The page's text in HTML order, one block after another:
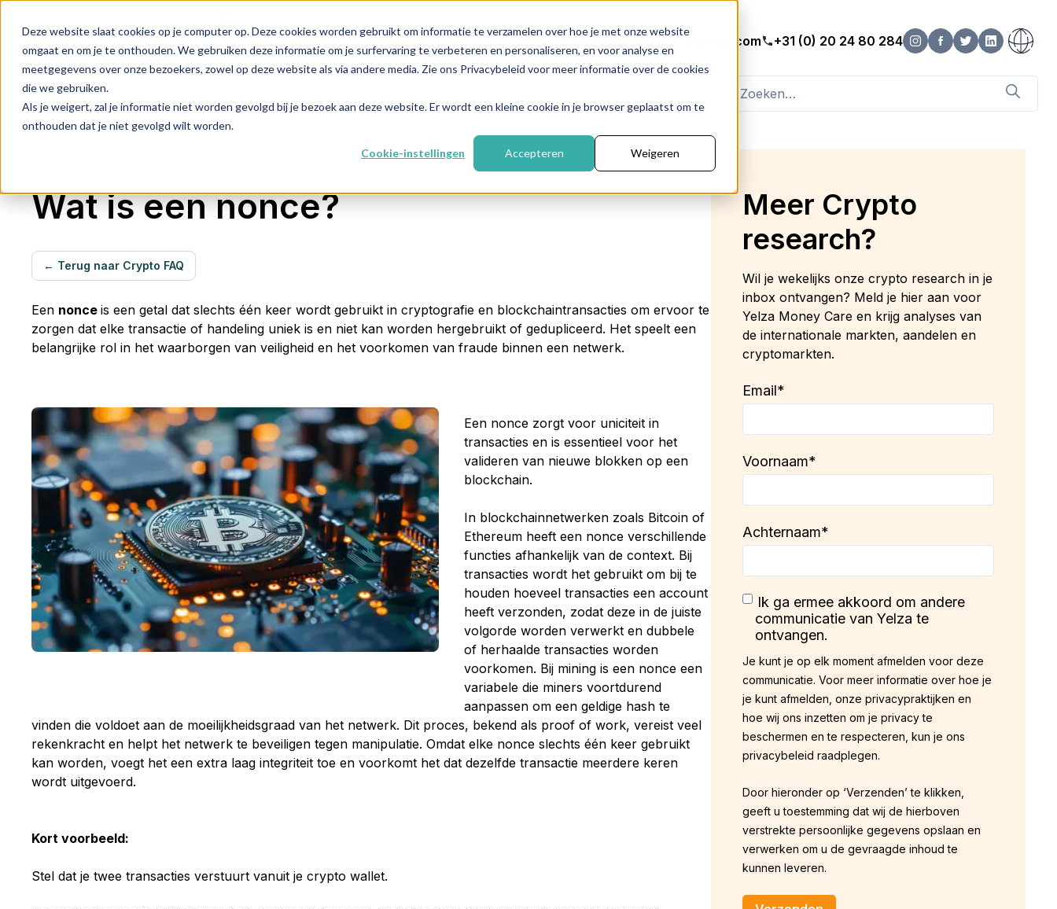
Deze website slaat cookies op je computer op. Deze cookies worden gebruikt om informatie te verzamelen over hoe je met onze website
omgaat en om je te onthouden. We gebruiken deze informatie om je surfervaring te verbeteren en personaliseren, en voor analyse en
meetgegevens over onze bezoekers, zowel op deze website als via andere media. Zie ons Privacybeleid voor meer informatie over de cookies
die we gebruiken.
Als je weigert, zal je informatie niet worden gevolgd bij je bezoek aan deze website. Er wordt een kleine cookie in je browser geplaatst om te
onthouden dat je niet gevolgd wilt worden.
Cookie-instellingen Accepteren Weigeren
Nieuwsbrief info@yelza.com +31 (0) 20 24 80 284
Home Research Educatie Crypto Financieel plan FAQ Over Yelza
Wat is een nonce?
← Terug naar Crypto FAQ
Een nonce is een getal dat slechts één keer wordt gebruikt in cryptografie en blockchaintransacties om ervoor te
zorgen dat elke transactie of handeling uniek is en niet kan worden hergebruikt of gedupliceerd. Het speelt een
belangrijke rol in het waarborgen van veiligheid en het voorkomen van fraude binnen een netwerk.
Een nonce zorgt voor uniciteit in
transacties en is essentieel voor het
valideren van nieuwe blokken op een
blockchain.
In blockchainnetwerken zoals Bitcoin of
Ethereum heeft een nonce verschillende
functies afhankelijk van de context. Bij
transacties wordt het gebruikt om bij te
houden hoeveel transacties een account
heeft verzonden, zodat deze in de juiste
volgorde worden verwerkt en dubbele
of herhaalde transacties worden
voorkomen. Bij mining is een nonce een
variabele die miners voortdurend
aanpassen om een geldige hash te
vinden die voldoet aan de moeilijkheidsgraad van het netwerk. Dit proces, bekend als proof of work, vereist veel
rekenkracht en helpt het netwerk te beveiligen tegen manipulatie. Omdat elke nonce slechts één keer gebruikt
kan worden, voegt het een extra laag integriteit toe en voorkomt het dat dezelfde transactie meerdere keren
wordt uitgevoerd.
Kort voorbeeld:
Stel dat je twee transacties verstuurt vanuit je crypto wallet.
Meer Crypto
research?
Wil je wekelijks onze crypto research in je
inbox ontvangen? Meld je hier aan voor
Yelza Money Care en krijg analyses van
de internationale markten, aandelen en
cryptomarkten.
Email*
Voornaam*
Achternaam*
Ik ga ermee akkoord om andere
communicatie van Yelza te
ontvangen.
Je kunt je op elk moment afmelden voor deze
communicatie. Voor meer informatie over hoe je
je kunt afmelden, onze privacypraktijken en
hoe wij ons inzetten om je privacy te
beschermen en te respecteren, kun je ons
privacybeleid raadplegen.
Door hieronder op ‘Verzenden’ te klikken,
geeft u toestemming dat wij de hierboven
verstrekte persoonlijke gegevens opslaan en
verwerken om u de gevraagde inhoud te
kunnen leveren.